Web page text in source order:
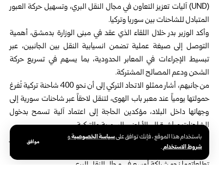
باستخدام هذا الموقع ، فإنك توافق علىسياسة الخصوصيةو
شروط الاستخدام.
موافق
(UND) آليات تعزيز التعاون في مجال النقل البري، وتسهيل حركة العبور
المتبادل للشاحنات بين سوريا وتركيا.
وأكد الوزير بدر خلال اللقاء الذي عقد في مبنى الوزارة بدمشق، أهمية
التوصل إلى صيغة عملية تضمن انسيابية النقل بين الجانبين، عبر
تبسيط الإجراءات في المعابر الحدودية، بما يسهم في تسريع حركة
الشحن ودعم المصالح المشتركة.
من جانبهم، أشار ممثلو الاتحاد التركي إلى أن نحو 400 شاحنة تركية تُفرغ
حمولتها يومياً عند معبر باب الهوى، لتنقل لاحقاً عبر شاحنات سورية إلى
وجهاتها داخل البلاد، مؤكدين الحاجة إلى اعتماد آلية تسمح بدخول
الشاحنات مباشرة إلى الأراضي السورية والتركية.
وأعرب الجانبان عن أملهما في أن يسهم التعاون المشترك في تعزيز
التبادل التجاري وتيسير الحركة اللوجيستية بين البلدين، بما يدعم
تطلعاتهما نحو شراكة أوسع في مجال النقل البري.